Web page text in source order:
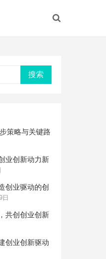
搜索
策略与关键路
业创新动力新
创业驱动的创
日
共创创业创新
创业创新驱动